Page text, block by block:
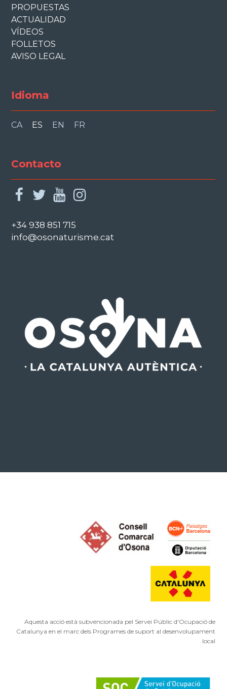
PROPUESTAS
ACTUALIDAD
VÍDEOS
FOLLETOS
AVISO LEGAL
Idioma
CA ES EN FR
Contacto
facebook
twitteryoutube
+34 938 851 715
info@osonaturisme.cat
Aquesta acció està subvencionada pel Servei Públic d'Ocupació de
Catalunya en el marc dels Programes de suport al desenvolupament
local